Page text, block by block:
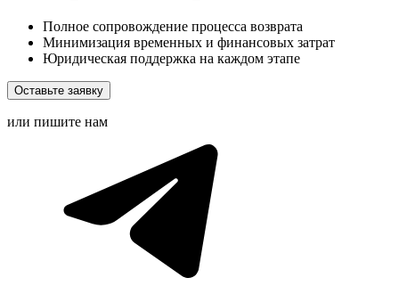
Полное сопровождение процесса возврата
Минимизация временных и финансовых затрат
Юридическая поддержка на каждом этапе
Оставьте заявку
или пишите нам